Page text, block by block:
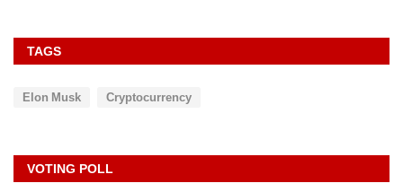
TAGS
Elon Musk Cryptocurrency
VOTING POLL